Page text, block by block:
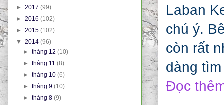
Laban
chú ý.
còn rất
dàng
Đọc
► 2017 (99)
► 2016 (102)
► 2015 (102)
▼ 2014 (96)
►tháng 12(10)
►tháng 11(8)
►tháng 10(6)
►tháng 9(10)
►tháng 8(9)